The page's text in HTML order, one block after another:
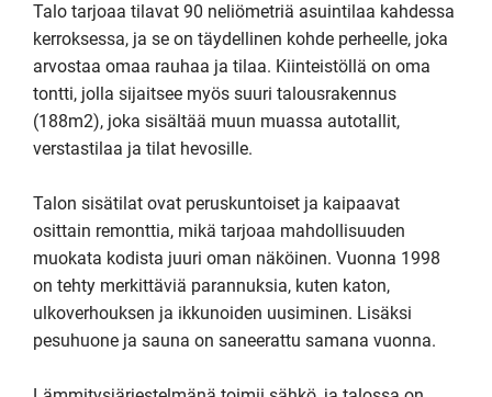
Talo tarjoaa tilavat 90 neliömetriä asuintilaa kahdessa
kerroksessa, ja se on täydellinen kohde perheelle, joka
arvostaa omaa rauhaa ja tilaa. Kiinteistöllä on oma
tontti, jolla sijaitsee myös suuri talousrakennus
(188m2), joka sisältää muun muassa autotallit,
verstastilaa ja tilat hevosille.
Talon sisätilat ovat peruskuntoiset ja kaipaavat
osittain remonttia, mikä tarjoaa mahdollisuuden
muokata kodista juuri oman näköinen. Vuonna 1998
on tehty merkittäviä parannuksia, kuten katon,
ulkoverhouksen ja ikkunoiden uusiminen. Lisäksi
pesuhuone ja sauna on saneerattu samana vuonna.